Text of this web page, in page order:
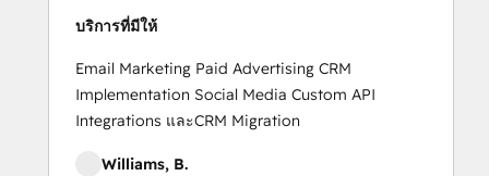
บริการที่มีให้
Email Marketing Paid Advertising CRM
Implementation Social Media Custom API
Integrations และCRM Migration
Williams, B.